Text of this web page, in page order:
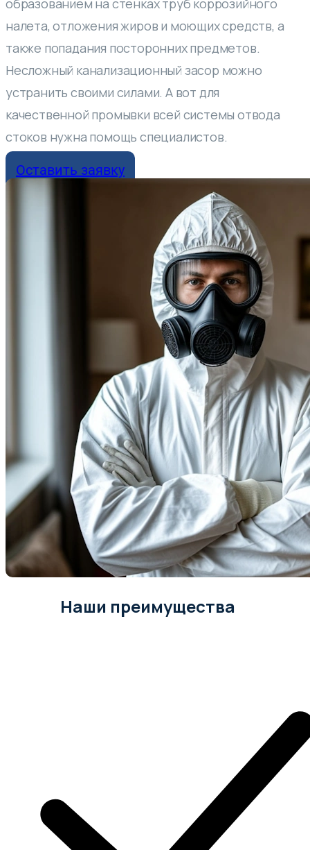
образованием на стенках труб коррозийного
налета, отложения жиров и моющих средств, а
также попадания посторонних предметов.
Несложный канализационный засор можно
устранить своими силами. А вот для
качественной промывки всей системы отвода
стоков нужна помощь специалистов.
Оставить заявку
Наши преимущества